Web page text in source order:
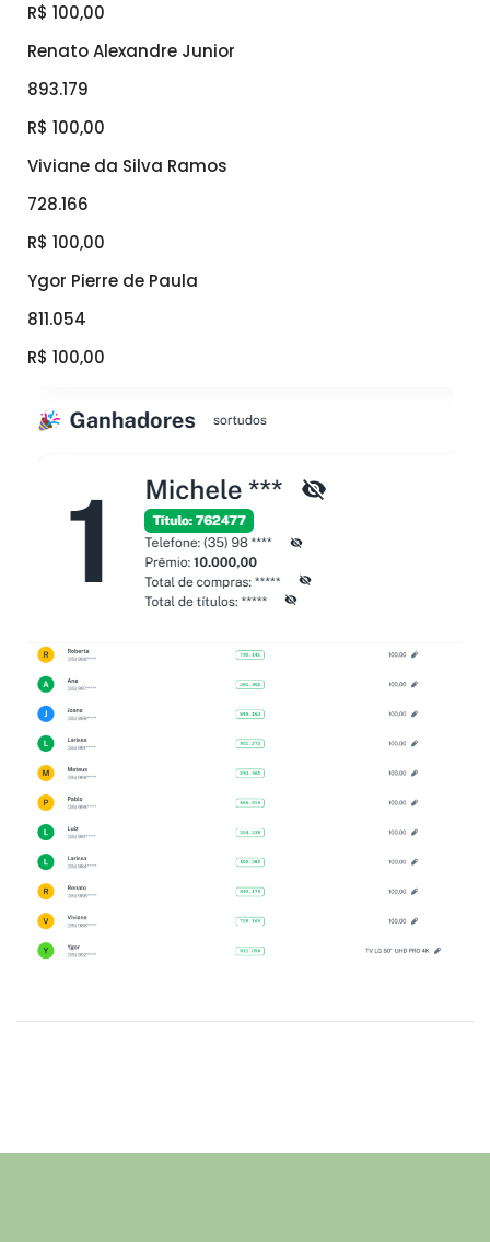
R$ 100,00
Renato Alexandre Junior
893.179
R$ 100,00
Viviane da Silva Ramos
728.166
R$ 100,00
Ygor Pierre de Paula
811.054
R$ 100,00